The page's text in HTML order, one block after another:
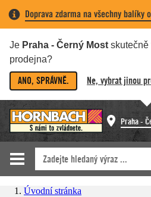
Doprava zdarma na všechny balíky
Je Praha - Černý Most skutečně
prodejna?
ANO, SPRÁVNĚ. Ne, vybrat jinou
Praha -
Úvodní stránka